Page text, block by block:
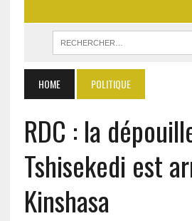
HOME POLITIQUE
RDC : la
Tshisekedi est
Kinshasa